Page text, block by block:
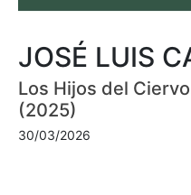
JOSÉ LUIS
Los Hijos del
(2025)
30/03/2026